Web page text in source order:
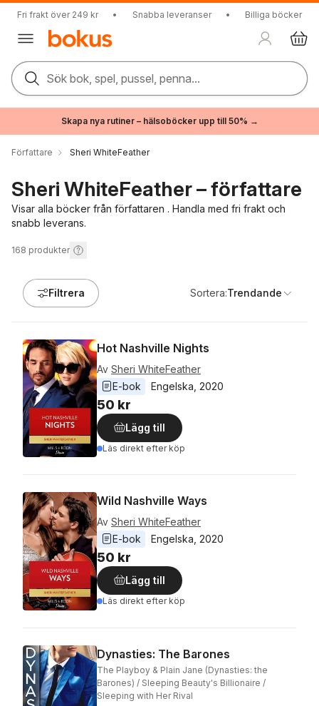
Fri frakt över 249 kr • Snabba leveranser • Billiga böcker
Sök bok, spel, pussel, penna...
Skapa nya rutiner – hälsoböcker upp till 50% →
Författare Sheri WhiteFeather
Sheri WhiteFeather – författare
Visar alla böcker från författaren . Handla med fri frakt och
snabb leverans.
168 produkter
Filtrera Sortera:Trendande
Hot Nashville Nights
Av Sheri WhiteFeather
E-bok
Engelska 2020
50 kr
Lägg till
Läs direkt efter köp
Wild Nashville Ways
Av Sheri WhiteFeather
E-bok
Engelska 2020
50 kr
Lägg till
Läs direkt efter köp
Dynasties: The Barones
The Playboy & Plain Jane (Dynasties: the
Barones) / Sleeping Beauty's Billionaire /
Sleeping with Her Rival